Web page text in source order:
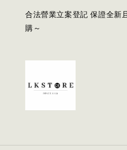
合法營業立案登記 保證全新
購～